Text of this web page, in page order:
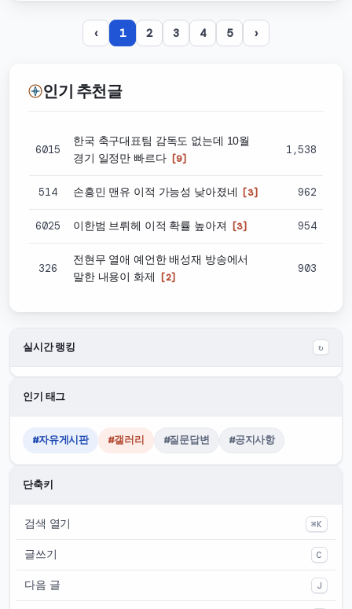
‹ 1 2 3 4 5 ›
인기 추천글
6015
한국 축구대표팀 감독도 없는데 10월
경기 일정만 빠르다 [9]
1,538
514 손흥민 맨유 이적 가능성 낮아졌네 [3] 962
6025 이한범 브뤼헤 이적 확률 높아져 [3] 954
326
전현무 열애 예언한 배성재 방송에서
말한 내용이 화제
[2]
903
실시간 랭킹 ↻
인기 태그
#자유게시판 #갤러리 #질문답변 #공지사항
단축키
검색 열기 ⌘K
글쓰기 C
다음 글 J